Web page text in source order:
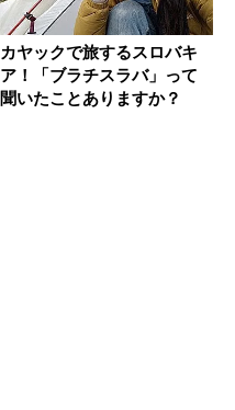
カヤックで旅するスロバキ
ア！「ブラチスラバ」って
聞いたことありますか？